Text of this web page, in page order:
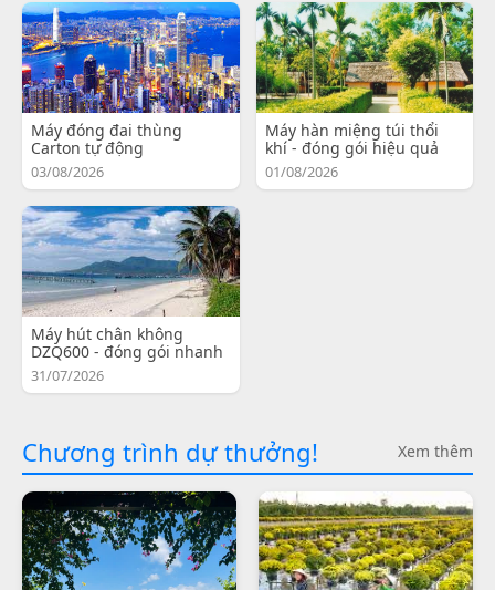
Máy đóng đai thùng
Carton tự động
03/08/2026
Máy hàn miệng túi thổi
khí - đóng gói hiệu quả
01/08/2026
Máy hút chân không
DZQ600 - đóng gói nhanh
31/07/2026
Chương trình dự thưởng! Xem thêm